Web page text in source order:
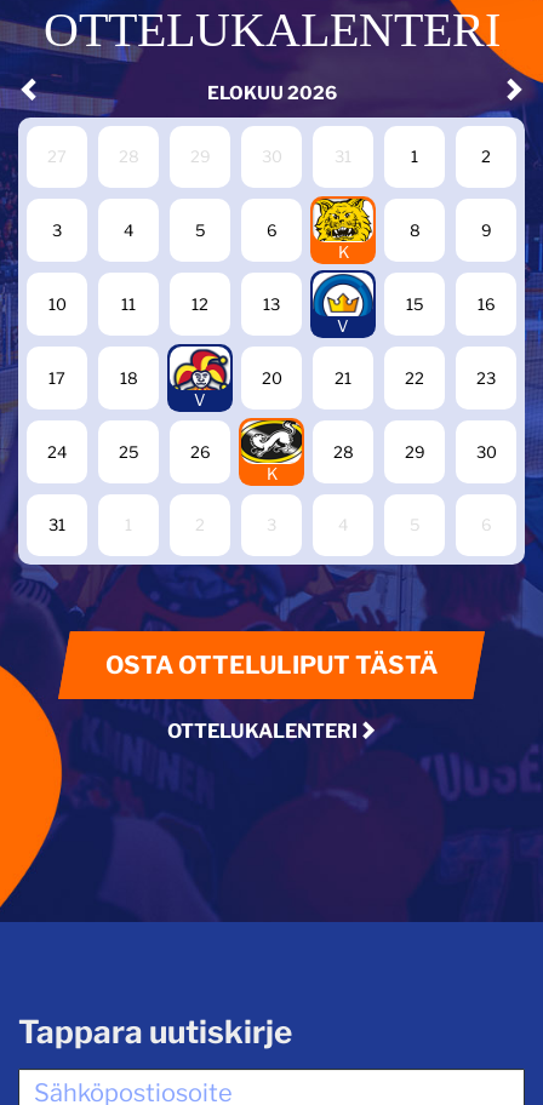
OTTELUKALENTERI
ELOKUU 2026
27 28 29 30 31 1 2
3 4 5 6
7
K
8 9
10 11 12 13
14
V
15 16
17 18
19
V
20 21 22 23
24 25 26
27
K
28 29 30
31 1 2 3 4 5 6
OSTA OTTELULIPUT TÄSTÄ
OTTELUKALENTERI
Tappara uutiskirje